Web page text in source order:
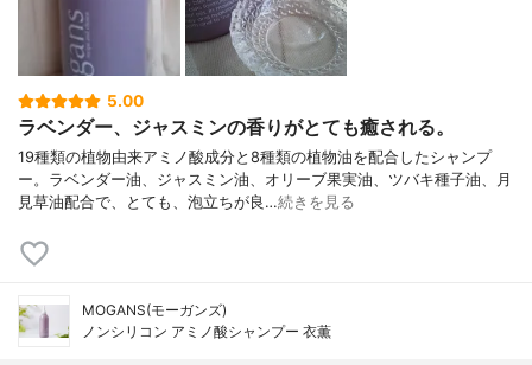
5.00
ラベンダー、ジャスミンの香りがとても癒される。
19種類の植物由来アミノ酸成分と8種類の植物油を配合したシャンプ
ー。ラベンダー油、ジャスミン油、オリーブ果実油、ツバキ種子油、月
見草油配合で、とても、泡立ちが良…続きを見る
MOGANS(モーガンズ)
ノンシリコン アミノ酸シャンプー 衣薫